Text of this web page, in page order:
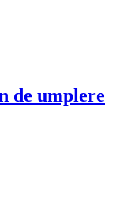
de umplere